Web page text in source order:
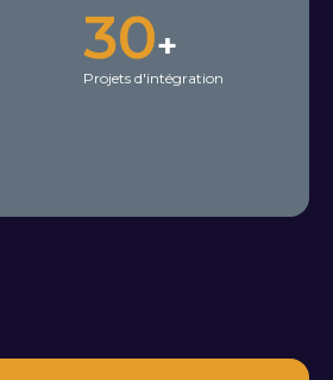
30+
Projets d'intégration